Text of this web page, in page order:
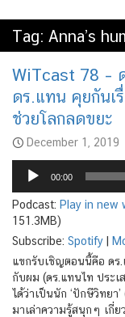
Tag: Anna’s
WiTcast 78 –
ดร.แทน คุยกันเ
ช่วยโลกลดขยะ
December 1, 2019
Audio
Player
00:00
Podcast: Play in new
151.3MB)
Subscribe: Spotify
แขกรับเชิญตอนนี้คือ ดร
กับผม (ดร.แทนไท ประเ
ได้ว่าเป็นนัก ‘ปักษีวิทยา
มาเล่าความรู้สนุกๆ เกี่